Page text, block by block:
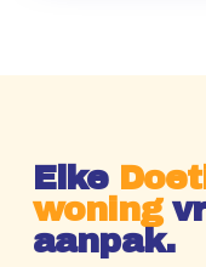
Elke
woning
aanpak.